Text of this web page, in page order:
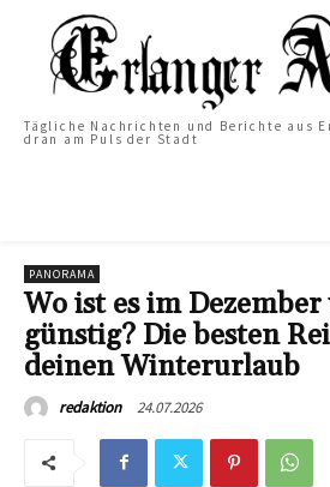
Tägliche Nachrichten und Berichte aus
dran am Puls der Stadt
PANORAMA
Wo ist es im
günstig? Die besten
deinen Winterurlaub
redaktion 24.07.2026